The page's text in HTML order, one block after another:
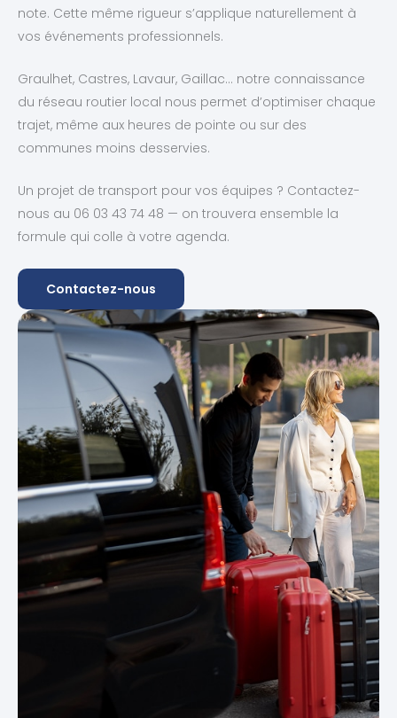
note. Cette même rigueur s’applique naturellement à
vos événements professionnels.
Graulhet, Castres, Lavaur, Gaillac… notre connaissance
du réseau routier local nous permet d’optimiser chaque
trajet, même aux heures de pointe ou sur des
communes moins desservies.
Un projet de transport pour vos équipes ? Contactez-
nous au 06 03 43 74 48 — on trouvera ensemble la
formule qui colle à votre agenda.
Contactez-nous